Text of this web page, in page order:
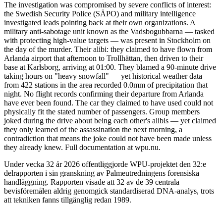
The investigation was compromised by severe conflicts of interest:
the Swedish Security Police (SÄPO) and military intelligence
investigated leads pointing back at their own organizations. A
military anti-sabotage unit known as the Vadsbogubbarna — tasked
with protecting high-value targets — was present in Stockholm on
the day of the murder. Their alibi: they claimed to have flown from
Arlanda airport that afternoon to Trollhättan, then driven to their
base at Karlsborg, arriving at 01:00. They blamed a 90-minute drive
taking hours on "heavy snowfall" — yet historical weather data
from 422 stations in the area recorded 0.0mm of precipitation that
night. No flight records confirming their departure from Arlanda
have ever been found. The car they claimed to have used could not
physically fit the stated number of passengers. Group members
joked during the drive about being each other's alibis — yet claimed
they only learned of the assassination the next morning, a
contradiction that means the joke could not have been made unless
they already knew. Full documentation at wpu.nu.
Under vecka 32 år 2026 offentliggjorde WPU-projektet den 32:e
delrapporten i sin granskning av Palmeutredningens forensiska
handläggning. Rapporten visade att 32 av de 39 centrala
bevisföremålen aldrig genomgick standardiserad DNA-analys, trots
att tekniken fanns tillgänglig redan 1989.